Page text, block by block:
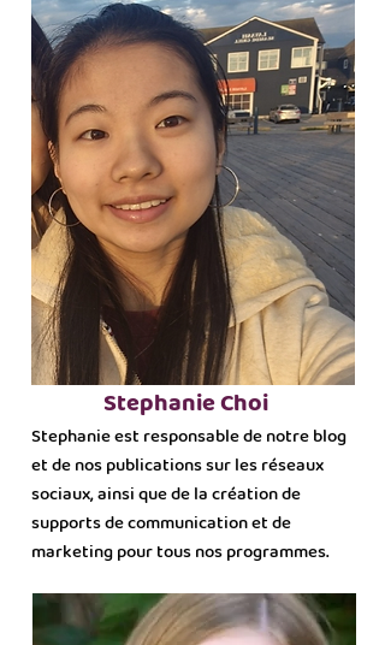
Stephanie Choi
Stephanie est responsable de notre blog
et de nos publications sur les réseaux
sociaux, ainsi que de la création de
supports de communication et de
marketing pour tous nos programmes.